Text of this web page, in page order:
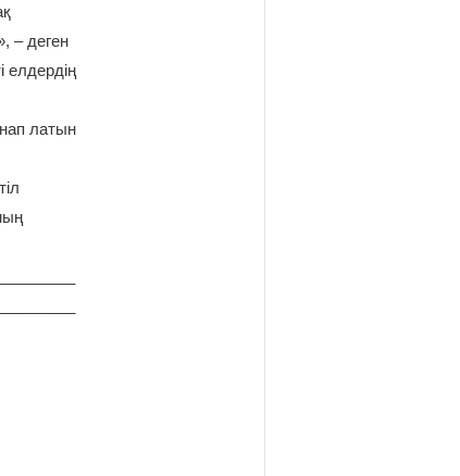
– деген
елдердің
латын